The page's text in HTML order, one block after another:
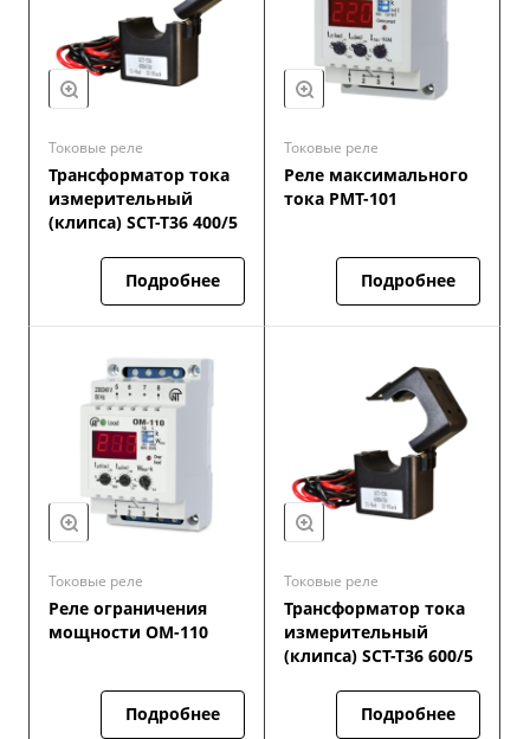
Токовые реле
Трансформатор тока
измерительный
(клипса) SCT-T36 400/5
Подробнее
Токовые реле
Реле максимального
тока РМТ-101
Подробнее
Токовые реле
Реле ограничения
мощности ОМ-110
Подробнее
Токовые реле
Трансформатор тока
измерительный
(клипса) SCT-T36 600/5
Подробнее